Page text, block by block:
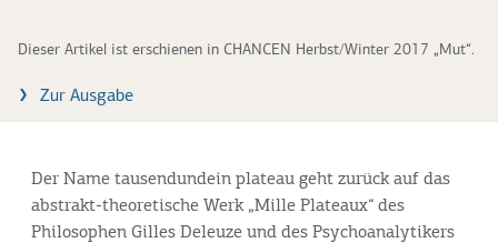
Dieser Artikel ist erschienen in CHANCEN Herbst/Winter 2017 „Mut“.
Zur Ausgabe
Der Name tausendundein plateau geht zurück auf das
abstrakt-theoretische Werk „Mille Plateaux“ des
Philosophen Gilles Deleuze und des Psychoanalytikers